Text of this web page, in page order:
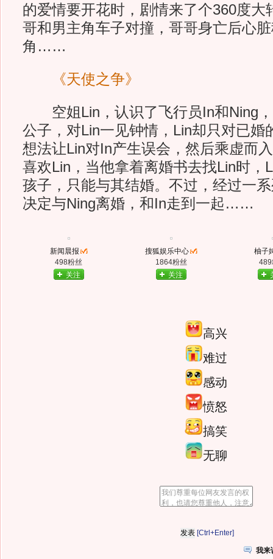
的爱情要开花时，剧情来了个360度大
哥和男主角车子对撞，哥哥身亡后心
角……
《天使之争》
空姐Lin，认识了飞行员In和Ning，
公子，对Lin一见钟情，Lin却只对已婚
想法让Lin对In产生误会，然后乘虚而
喜欢Lin，当他拿着离婚书去找Lin时，
孩子，只能与其结婚。不过，经过一
决定与Ning离婚，和In走到一起……
新闻晨报
498粉丝
关注
搜狐娱乐中心
1864粉丝
关注
柚子
489
高兴
难过
感动
愤怒
搞笑
无聊
[Ctrl+Enter]
我来